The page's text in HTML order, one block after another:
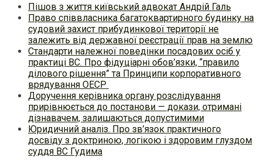
Пішов з життя київський адвокат Андрій Галь
Право співвласника багатоквартирного будинку на
судовий захист прибудинкової території не
залежить від державної реєстрації прав на землю
Стандарти належної поведінки посадових осіб у
практиці ВC. Про фідуціарні обов’язки, “правило
ділового рішення” та Принципи корпоративного
врядування ОЕСР
Доручення керівника органу розслідування
прирівнюється до постанови — докази, отримані
дізнавачем, залишаються допустимими
Юридичний аналіз. Про зв’язок практичного
досвіду з доктриною, логікою і здоровим глуздом
суддя ВС Гудима